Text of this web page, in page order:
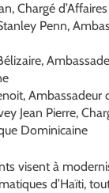
Chargé
Penn,
Ambassadeur
Jean Pierre,
Dominicaine
visent à
d’Haïti,